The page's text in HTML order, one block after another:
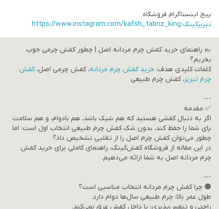
پیج اینستاگرام فروشگاه
تبریزکینگ:
https://www.instagram.com/kafsh_tabriz_king
👞 راهنمای خرید کفش چرم مردانه اصل | چطور کفش چرمی خوب
بخریم؟
کلمات کلیدی هدف: خرید کفش چرم مردانه، کفش چرمی اصل،کفش
چرم تبریز، کفش چرم طبیعی
---
✅ مقدمه
اگر به دنبال کفشی هستید که هم شیک باشد، هم بادوام، و هم سلامت
پای شما را حفظ کند، بدون شک کفش چرم طبیعی انتخاب اول است. اما
چطور می‌توان کفش چرم اصل را از تقلبی تشخیص داد؟
در این مقاله از فروشگاه کفش‌کینگ، راهنمای کاملی برای خرید کفش
چرم مردانه اصل به شما ارائه می‌دهیم.
---
🟤 چرا کفش چرم مردانه انتخاب مناسبی است؟
طول عمر بالا: چرم طبیعی سال‌ها دوام دارد.
راحتی و تنفس‌پذیری: پا داخل کفش عرق نمی‌کند.